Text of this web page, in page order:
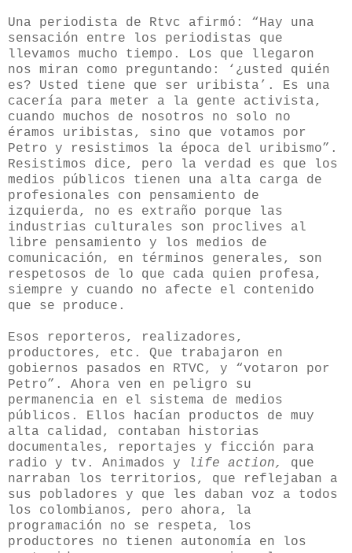
Una periodista de Rtvc afirmó: “Hay una
sensación entre los periodistas que
llevamos mucho tiempo. Los que llegaron
nos miran como preguntando: ‘¿usted quién
es? Usted tiene que ser uribista’. Es una
cacería para meter a la gente activista,
cuando muchos de nosotros no solo no
éramos uribistas, sino que votamos por
Petro y resistimos la época del uribismo”.
Resistimos dice, pero la verdad es que los
medios públicos tienen una alta carga de
profesionales con pensamiento de
izquierda, no es extraño porque las
industrias culturales son proclives al
libre pensamiento y los medios de
comunicación, en términos generales, son
respetosos de lo que cada quien profesa,
siempre y cuando no afecte el contenido
que se produce.
Esos reporteros, realizadores,
productores, etc. Que trabajaron en
gobiernos pasados en RTVC, y “votaron por
Petro”. Ahora ven en peligro su
permanencia en el sistema de medios
públicos. Ellos hacían productos de muy
alta calidad, contaban historias
documentales, reportajes y ficción para
radio y tv. Animados y
life action,
que
narraban los territorios, que reflejaban a
sus pobladores y que les daban voz a todos
los colombianos, pero ahora, la
programación no se respeta, los
productores no tienen autonomía en los